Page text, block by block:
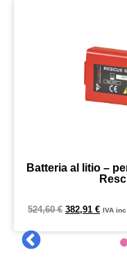
Batteria al litio –
524,60€ 382,91 € IVA inc.